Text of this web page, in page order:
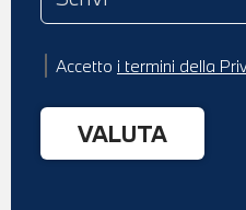
Accetto i termini della